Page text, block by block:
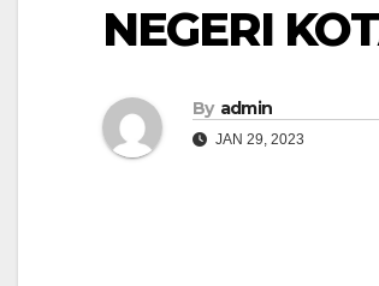
NEGERI
By admin
JAN 29, 2023